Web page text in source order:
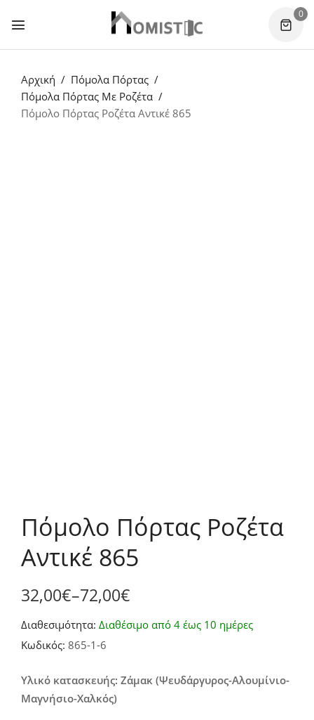
0
Αρχική
Πόμολα Πόρτας
Πόμολα Πόρτας Με Ροζέτα
Πόμολο Πόρτας Ροζέτα Αντικέ 865
Πόμολο Πόρτας Ροζέτα
Αντικέ 865
32,00€–72,00€
Price
range:
32,00€
through
72,00€
Διαθεσιμότητα: Διαθέσιμο από 4 έως 10 ημέρες
Κωδικός: 865-1-6
Υλικό κατασκευής: Ζάμακ (Ψευδάργυρος-Αλουμίνιο-
Μαγνήσιο-Χαλκός)